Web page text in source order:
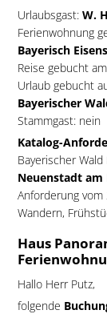
Urlaubsgast:W.
Ferienwohnung
Bayerisch
Reise gebucht
Urlaub gebucht
Bayerischer
Stammgast: nein
Katalog-
Bayerischer
Neuenstadt am
Anforderung
Wandern,
Haus
Hallo Herr Putz,
folgende